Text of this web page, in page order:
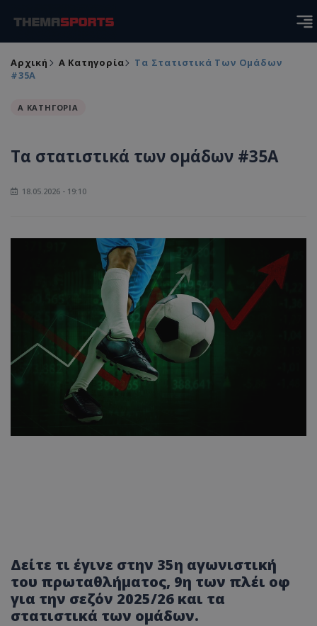
Αρχική Α Κατηγορία
Τα Στατιστικά Των Ομάδων
#35Α
Α ΚΑΤΗΓΟΡΙΑ
Τα στατιστικά των ομάδων #35Α
18.05.2026 - 19:10
Δείτε τι έγινε στην 35η αγωνιστική
του πρωταθλήματος, 9η των πλέι οφ
για την σεζόν 2025/26 και τα
στατιστικά των ομάδων.